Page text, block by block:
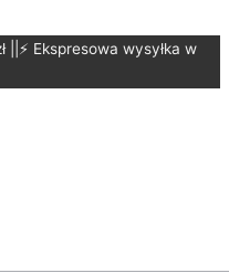
Ekspresowa wysyłka w